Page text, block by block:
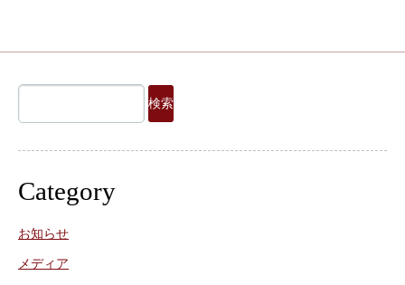
索:
Category
お知らせ
メディア